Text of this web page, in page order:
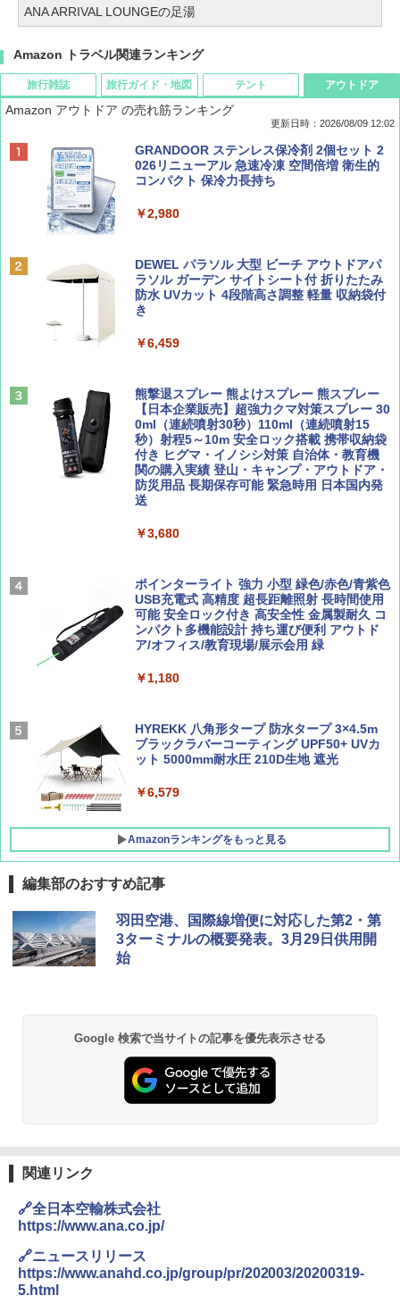
ANA ARRIVAL LOUNGEの足湯
Amazon トラベル関連ランキング
旅行雑誌
BE-PAL(ビ-パル) 2026年 9 月号【特別付録:
SOTO ミニマル"旅"財布 ランダム2種】
ディズニーファン ２０２６年 ９月号 [雑
誌] (ＤＩＳＮＥＹ ＦＡＮ)
￥713
￥1,540
Coyote No.89 特集 星野道夫 夢見る旅
AIRLINE（エアライン）2026年9月号【特
集】ボーイング110周年を祝して！
￥1,760
旅行ガイド・地図
地球の歩き方 スター・ウォーズ
￥2,695
D40 地球の歩き方 チェンマイ タイ北部の魅
力的な町 2026～2027 地球の歩き方D アジア
￥2,079
球の歩き方A ヨーロッパ
￥2,479
A26 地球の歩き方 チェコ ポーランド スロヴ
ァキア 2026～2027 地球の歩き方A ヨーロッ
新しい日本地理 地図・統計・移動から読み
解く (講談社現代新書)
￥1,540
テント
[キャンパーズコレクション 山善] ポップアッ
プテント 傘みたいに広げて畳める パッとサ
ッとサンシェード キューブ フルクローズ メ
&ハイキング カーキ PATC-150(KH)
PYKES PEAK (パイクスピーク) 着替えテン
ト プライバシー テント 【中が透けない】 1
ーチ ピクニック ポップアップテント 携帯 簡
￥4,980
ENDLESS BASE 《めざましテレビで紹介》
テント ワンタッチ RENEW 幅200 2-3人用 43
500002(89232)
￥5,999
ーティング フルクローズ メッシュ 3-4人用
簡単設置 ポップアップテント エクルベージ
ュ(BC仕様) PATC-150B(EB)
￥9,990
イド ブラックコーティング フルクローズ メ
ッシュ 4人用 簡単設置 ポップアップテント P
ATCW-150B エクルベージュ
￥-
アウトドア
Amazon アウトドア の売れ筋ランキング
更新日時：2026/08/09 12:02
GRANDOOR ステンレス保冷剤 2個セット 2
026リニューアル 急速冷凍 空間倍増 衛生的
コンパクト 保冷力長持ち
￥2,980
DEWEL パラソル 大型 ビーチ アウトドアパ
ラソル ガーデン サイトシート付 折りたたみ
防水 UVカット 4段階高さ調整 軽量 収納袋付
き
￥6,459
熊撃退スプレー 熊よけスプレー 熊スプレー
【日本企業販売】超強力クマ対策スプレー 30
0ml（連続噴射30秒）110ml（連続噴射15
秒）射程5～10m 安全ロック搭載 携帯収納袋
付き ヒグマ・イノシシ対策 自治体・教育機
関の購入実績 登山・キャンプ・アウトドア・
防災用品 長期保存可能 緊急時用 日本国内発
送
￥3,680
ポインターライト 強力 小型 緑色/赤色/青紫色
USB充電式 高精度 超長距離照射 長時間使用
可能 安全ロック付き 高安全性 金属製耐久 コ
ンパクト多機能設計 持ち運び便利 アウトド
ア/オフィス/教育現場/展示会用 緑
￥1,180
HYREKK 八角形タープ 防水タープ 3×4.5m
ブラックラバーコーティング UPF50+ UVカ
ット 5000mm耐水圧 210D生地 遮光
￥6,579
Amazonランキングをもっと見る
編集部のおすすめ記事
羽田空港、国際線増便に対応した第2・第
3ターミナルの概要発表。3月29日供用開
始
Google 検索で当サイトの記事を優先表示させる
関連リンク
🔗全日本空輸株式会社
https://www.ana.co.jp/
🔗ニュースリリース
https://www.anahd.co.jp/group/pr/202003/20200319-
5.html